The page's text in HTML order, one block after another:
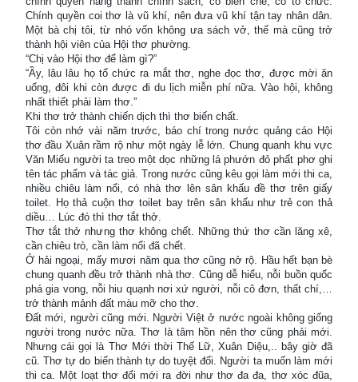
Chính quyền coi thơ là vũ khí, nên đưa vũ khí tận tay nhân dân.
Một bà chị tôi, từ nhỏ vốn không ưa sách vở, thế mà cũng trở
thành hội viên của Hội thơ phường.
“Chị vào Hội thơ để làm gì?”
“Ầy, lâu lâu họ tổ chức ra mắt thơ, nghe đọc thơ, được mời ăn
uống, đôi khi còn được đi du lịch miễn phí nữa. Vào hội, không
nhất thiết phải làm thơ.”
Khi thơ trở thành chiến dịch thì thơ biến chất.
Tôi còn nhớ vài năm trước, báo chí trong nước quảng cáo Hội
thơ đầu Xuân rầm rộ như một ngày lễ lớn. Chung quanh khu vực
Văn Miếu người ta treo một dọc những lá phướn đỏ phất phơ ghi
tên tác phẩm và tác giả. Trong nước cũng kêu gọi làm mới thi ca,
nhiều chiêu làm nổi, có nhà thơ lên sân khấu đề thơ trên giấy
toilet. Họ thả cuộn thơ toilet bay trên sân khấu như trẻ con thả
diều… Lúc đó thì thơ tắt thở.
Thơ tắt thở nhưng thơ không chết. Những thứ thơ cần lăng xê,
cần chiêu trò, cần làm nổi đã chết.
Ở hải ngoại, mấy mươi năm qua thơ cũng nở rộ. Hầu hết bạn bè
chung quanh đều trở thành nhà thơ. Cũng dễ hiểu, nỗi buồn quốc
phá gia vong, nỗi hiu quạnh nơi xứ người, nỗi cô đơn, thất chí,…
trở thành mảnh đất màu mỡ cho thơ.
Đất mới, người cũng mới. Người Việt ở nước ngoài không giống
người trong nước nữa. Thơ là tâm hồn nên thơ cũng phải mới.
Nhưng cái gọi là Thơ Mới thời Thế Lữ, Xuân Diệu,.. bây giờ đã
cũ. Thơ tự do biến thành tự do tuyệt đối. Người ta muốn làm mới
thi ca. Một loạt thơ đổi mới ra đời như thơ đa đa, thơ xóc đũa,